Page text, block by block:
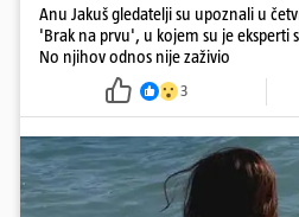
Anu Jakuš gledatelji su upoznali u
'Brak na prvu', u kojem su je eksperti
No njihov odnos nije zaživio
3